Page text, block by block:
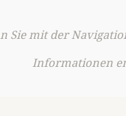
Sie mit der
Informationen